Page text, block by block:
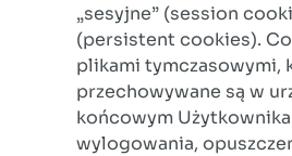
„sesyjne” (session
(persistent cookies).
plikami tymczasowymi,
przechowywane są w
końcowym
wylogowania,